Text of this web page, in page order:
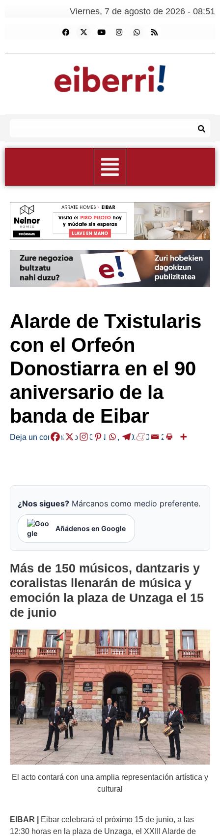
Viernes, 7 de agosto de 2026 - 08:51
Alarde de Txistularis
con el Orfeón
Donostiarra en el 90
aniversario de la
banda de Eibar
Deja un comentario /AGENDA , /2025-06-02
¿Nos sigues? Márcanos como medio preferente.
Añádenos en Google
Más de 150 músicos, dantzaris y
coralistas llenarán de música y
emoción la plaza de Unzaga el 15
de junio
El acto contará con una amplia representación artística y
cultural
EIBAR | Eibar celebrará el próximo 15 de junio, a las
12:30 horas en la plaza de Unzaga, el XXIII Alarde de